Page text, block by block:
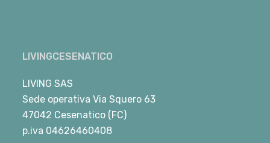
LIVINGCESENATICO
LIVING SAS
Sede operativa Via Squero 63
47042 Cesenatico (FC)
p.iva 04626460408